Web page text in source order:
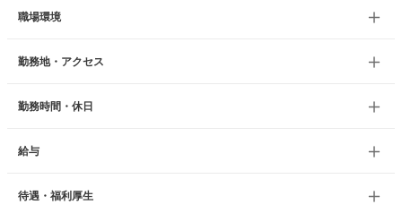
職場環境
勤務地・アクセス
勤務時間・休日
給与
待遇・福利厚生